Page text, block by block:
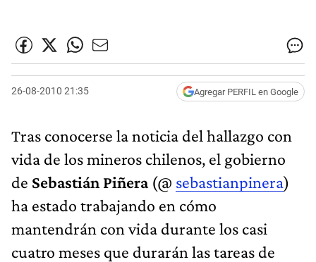
26-08-2010 21:35 Agregar PERFIL en Google
Tras conocerse la noticia del hallazgo con
vida de los mineros chilenos, el gobierno
de Sebastián Piñera(@ sebastianpinera)
ha estado trabajando en cómo
mantendrán con vida durante los casi
cuatro meses que durarán las tareas de